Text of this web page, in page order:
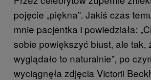
pojęcie „piękna”. Jakiś czas
mnie pacjentka i powiedziała:
sobie powiększyć biust, ale tak,
wyglądało to naturalnie”, po
wyciągnęła zdjęcia Victorii